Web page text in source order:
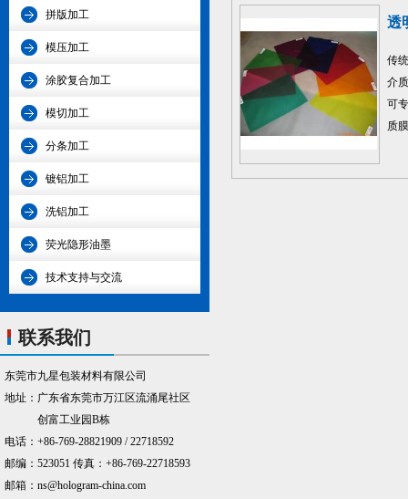
拼版加工
模压加工
涂胶复合加工
模切加工
分条加工
镀铝加工
洗铝加工
荧光隐形油墨
技术支持与交流
联系我们
东莞市九星包装材料有限公司
地址：广东省东莞市万江区流涌尾社区
创富工业园B栋
电话：+86-769-28821909 / 22718592
邮编：523051 传真：+86-769-22718593
邮箱：ns@hologram-china.com
透
传
介
可
质